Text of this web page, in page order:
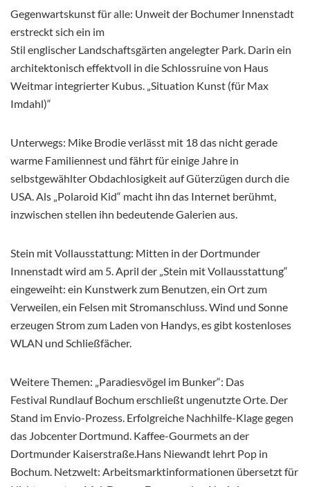
Gegenwartskunst für alle: Unweit der Bochumer Innenstadt
erstreckt sich ein im
Stil englischer Landschaftsgärten angelegter Park. Darin ein
architektonisch effektvoll in die Schlossruine von Haus
Weitmar integrierter Kubus. „Situation Kunst (für Max
Imdahl)“
Unterwegs: Mike Brodie verlässt mit 18 das nicht gerade
warme Familiennest und fährt für einige Jahre in
selbstgewählter Obdachlosigkeit auf Güterzügen durch die
USA. Als „Polaroid Kid“ macht ihn das Internet berühmt,
inzwischen stellen ihn bedeutende Galerien aus.
Stein mit Vollausstattung: Mitten in der Dortmunder
Innenstadt wird am 5. April der „Stein mit Vollausstattung“
eingeweiht: ein Kunstwerk zum Benutzen, ein Ort zum
Verweilen, ein Felsen mit Stromanschluss. Wind und Sonne
erzeugen Strom zum Laden von Handys, es gibt kostenloses
WLAN und Schließfächer.
Weitere Themen: „Paradiesvögel im Bunker“: Das
Festival Rundlauf Bochum erschließt ungenutzte Orte. Der
Stand im Envio-Prozess. Erfolgreiche Nachhilfe-Klage gegen
das Jobcenter Dortmund. Kaffee-Gourmets an der
Dortmunder Kaiserstraße.Hans Niewandt lehrt Pop in
Bochum. Netzwelt: Arbeitsmarktinformationen übersetzt für